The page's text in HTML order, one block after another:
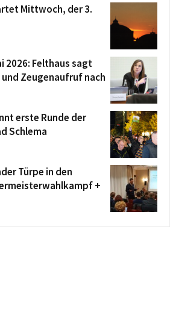
Mittwoch, der 3.
2026: Felthaus sagt
Zeugenaufruf nach
erste Runde der
Schlema
Türpe in den
+